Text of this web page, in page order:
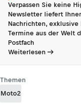
Verpassen Sie keine
Newsletter liefert
Nachrichten,
Termine aus der Welt
Postfach
Weiterlesen
Themen
Moto2